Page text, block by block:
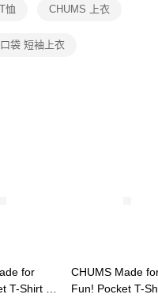
先享後付」服務完成之交
監護人之同意方可使用
帳號之用戶狀況，依本公司即
恤 CHUMS 上衣
口袋 短袖上衣
for
T-Shirt 男
CHUMS Made
Fun! Pocket T-